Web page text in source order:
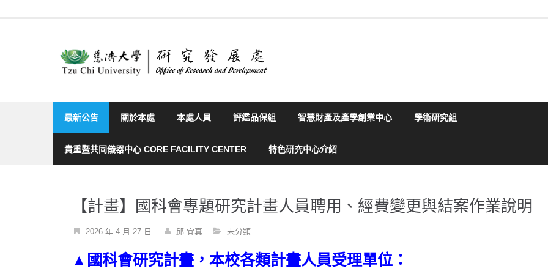
最新公告 關於本處 本處人員 評鑑品保組 智慧財產及產學創業中心 學術研究組
貴重暨共同儀器中心 CORE FACILITY CENTER 特色研究中心介紹
【計畫】國科會專題研究計畫人員聘用、經費變更與結案作業說明
2026 年 4 月 27 日 邱 宜真 未分類
▲國科會研究計畫，本校各類計畫人員受理單位：